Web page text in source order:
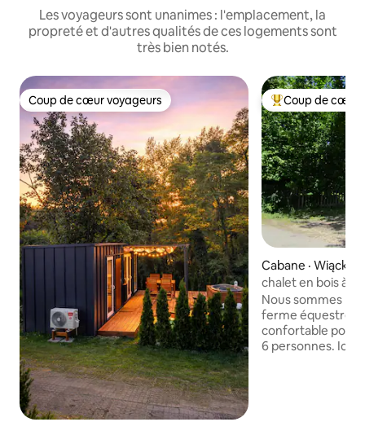
Les voyageurs sont unanimes : l'emplacement, la
propreté et d'autres qualités de ces logements sont
très bien notés.
Coup de cœur voyageurs
Coup de cœur voyageurs Coup de cœur
Coup de cœur
Cabane · Wiącka
chalet en bois à
Nous sommes
ferme équestre
confortable
6 personnes. Ici, vous revenez à